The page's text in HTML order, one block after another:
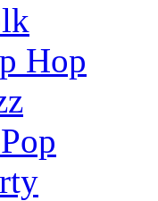
Hop